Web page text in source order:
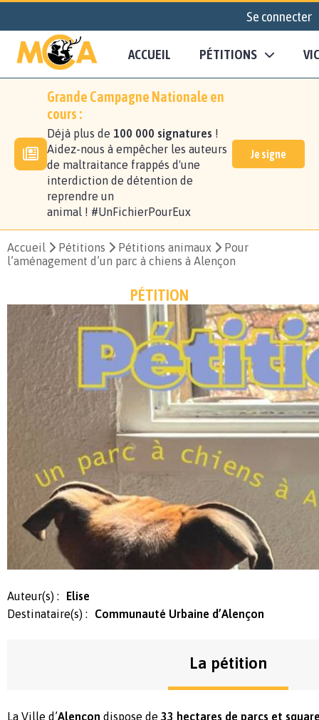
Se connecter
ACCUEIL PÉTITIONS
Grande Campagne Nationale en
cours :
Déjà plus de 100 000 signatures !
Aidez-nous à empêcher les auteurs
de maltraitance frappés d'une
interdiction de détention de
reprendre un
animal ! #UnFichierPourEux
Je signe
Accueil Pétitions Pétitions animaux
Pour
l’aménagement d’un parc à chiens à Alençon
PÉTITION
Auteur(s) :
Elise
Destinataire(s) :
Communauté Urbaine d’Alençon
La pétition
La Ville d’Alençon dispose de 33 hectares de parcs et